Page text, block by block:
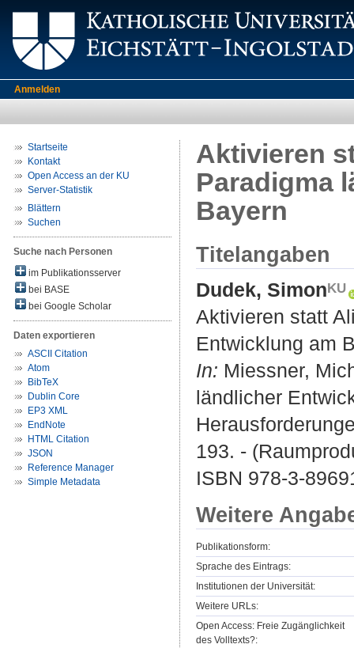
Anmelden
Startseite
Kontakt
Open Access an der KU
Server-Statistik
Blättern
Suchen
Suche nach Personen
im Publikationsserver
bei BASE
bei Google Scholar
Daten exportieren
ASCII Citation
Atom
BibTeX
Dublin Core
EP3 XML
EndNote
HTML Citation
JSON
Reference Manager
Simple Metadata
Aktivieren
Paradigma
Bayern
Titelangaben
Dudek, Simon
Aktivieren statt
Entwicklung am
In: Miessner,
ländlicher
193. -
ISBN 978-3-
Weitere
Publikationsform:
Sprache des Eintrags:
Institutionen der Universität:
Weitere URLs:
Open Access: Freie Zugänglichkeit
des Volltexts?: